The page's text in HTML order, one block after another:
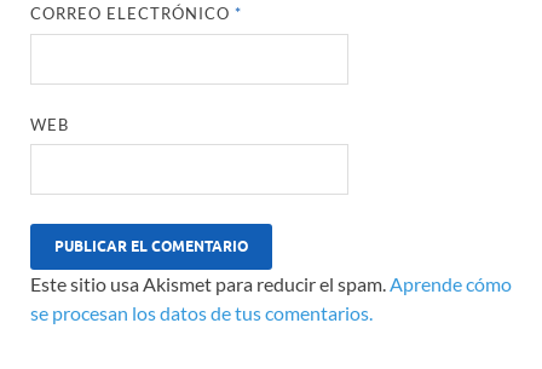
CORREO ELECTRÓNICO*
WEB
Este sitio usa Akismet para reducir el spam.Aprende cómo
se procesan los datos de tus comentarios.